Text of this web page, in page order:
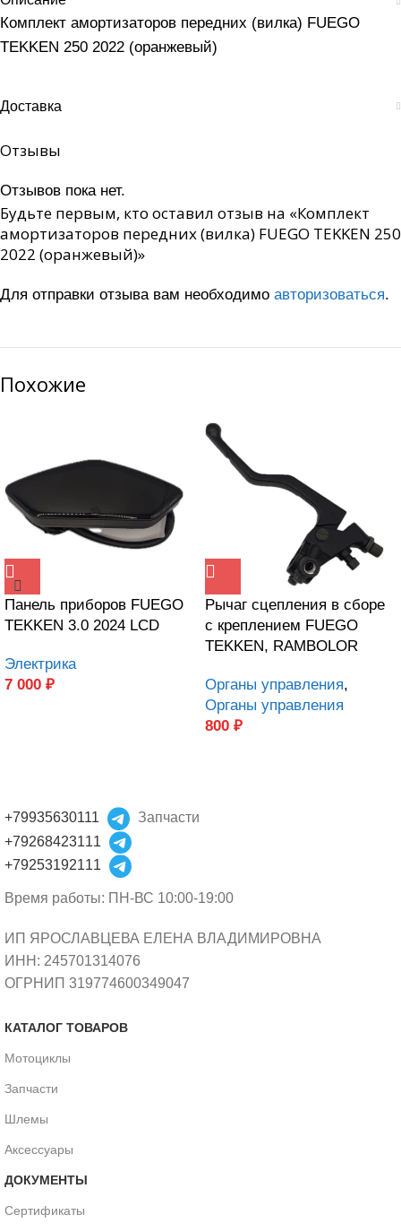
Комплект амортизаторов передних (вилка) FUEGO
TEKKEN 250 2022 (оранжевый)
Доставка
Отзывы
Отзывов пока нет.
Будьте первым, кто оставил отзыв на «Комплект
амортизаторов передних (вилка) FUEGO TEKKEN 250
2022 (оранжевый)»
Для отправки отзыва вам необходимо авторизоваться.
Похожие
Панель приборов FUEGO
TEKKEN 3.0 2024 LCD
Электрика
7 000 ₽
Рычаг сцепления в сборе
с креплением FUEGO
TEKKEN, RAMBOLOR
Органы управления,
Органы управления
800 ₽
+79935630111
Запчасти
+79268423111
+79253192111
Время работы: ПН-ВС 10:00-19:00
ИП ЯРОСЛАВЦЕВА ЕЛЕНА ВЛАДИМИРОВНА
ИНН: 245701314076
ОГРНИП 319774600349047
КАТАЛОГ ТОВАРОВ
Мотоциклы
Запчасти
Шлемы
Аксессуары
ДОКУМЕНТЫ
Сертификаты